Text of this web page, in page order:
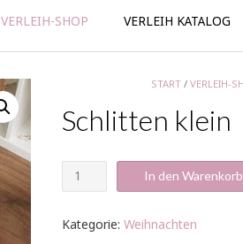
VERLEIH-SHOP VERLEIH KATALOG
START /VERLEIH-
Schlitten klein
Schlitten
klein
In den Warenkorb
Kategorie: Weihnachten